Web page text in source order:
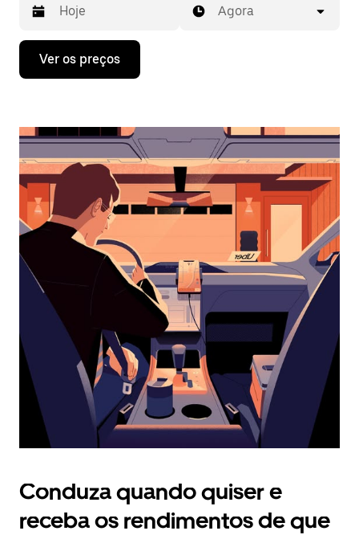
Prima
tecla
interagir
o
calendário
selecionar
uma
data.
Prima
o
botão
o
calendário.
Agora
Ver os preços
Conduza quando quiser e
receba os rendimentos de que